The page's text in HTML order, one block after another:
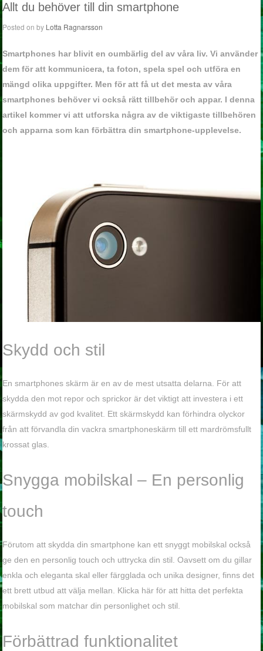
Allt du behöver till din smartphone
Posted onby Lotta Ragnarsson
Smartphones har blivit en oumbärlig del av våra liv. Vi använder
dem för att kommunicera, ta foton, spela spel och utföra en
mängd olika uppgifter. Men för att få ut det mesta av våra
smartphones behöver vi också rätt tillbehör och appar. I denna
artikel kommer vi att utforska några av de viktigaste tillbehören
och apparna som kan förbättra din smartphone-upplevelse.
Skydd och stil
En smartphones skärm är en av de mest utsatta delarna. För att
skydda den mot repor och sprickor är det viktigt att investera i ett
skärmskydd av god kvalitet. Ett skärmskydd kan förhindra olyckor
från att förvandla din vackra smartphoneskärm till ett mardrömsfullt
krossat glas.
Snygga mobilskal – En personlig
touch
Förutom att skydda din smartphone kan ett snyggt mobilskal också
ge den en personlig touch och uttrycka din stil. Oavsett om du gillar
enkla och eleganta skal eller färgglada och unika designer, finns det
ett brett utbud att välja mellan. Klicka här för att hitta det perfekta
mobilskal som matchar din personlighet och stil.
Förbättrad funktionalitet